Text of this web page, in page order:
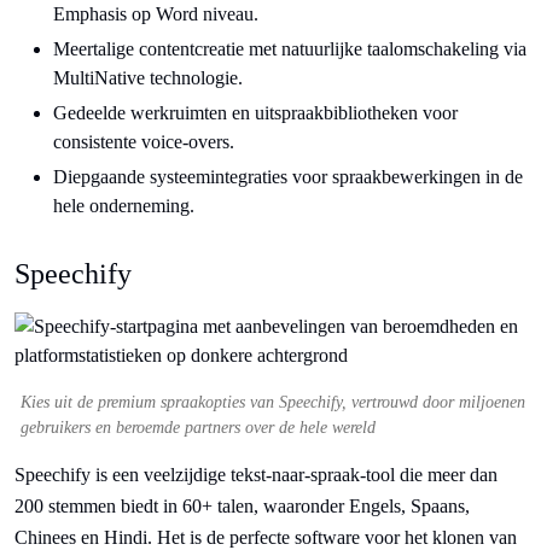
Emphasis op Word niveau.
Meertalige contentcreatie met natuurlijke taalomschakeling via
MultiNative technologie.
Gedeelde werkruimten en uitspraakbibliotheken voor
consistente voice-overs.
Diepgaande systeemintegraties voor spraakbewerkingen in de
hele onderneming.
Speechify
Kies uit de premium spraakopties van Speechify, vertrouwd door miljoenen
gebruikers en beroemde partners over de hele wereld
Speechify is een veelzijdige tekst-naar-spraak-tool die meer dan
200 stemmen biedt in 60+ talen, waaronder Engels, Spaans,
Chinees en Hindi. Het is de perfecte software voor het klonen van